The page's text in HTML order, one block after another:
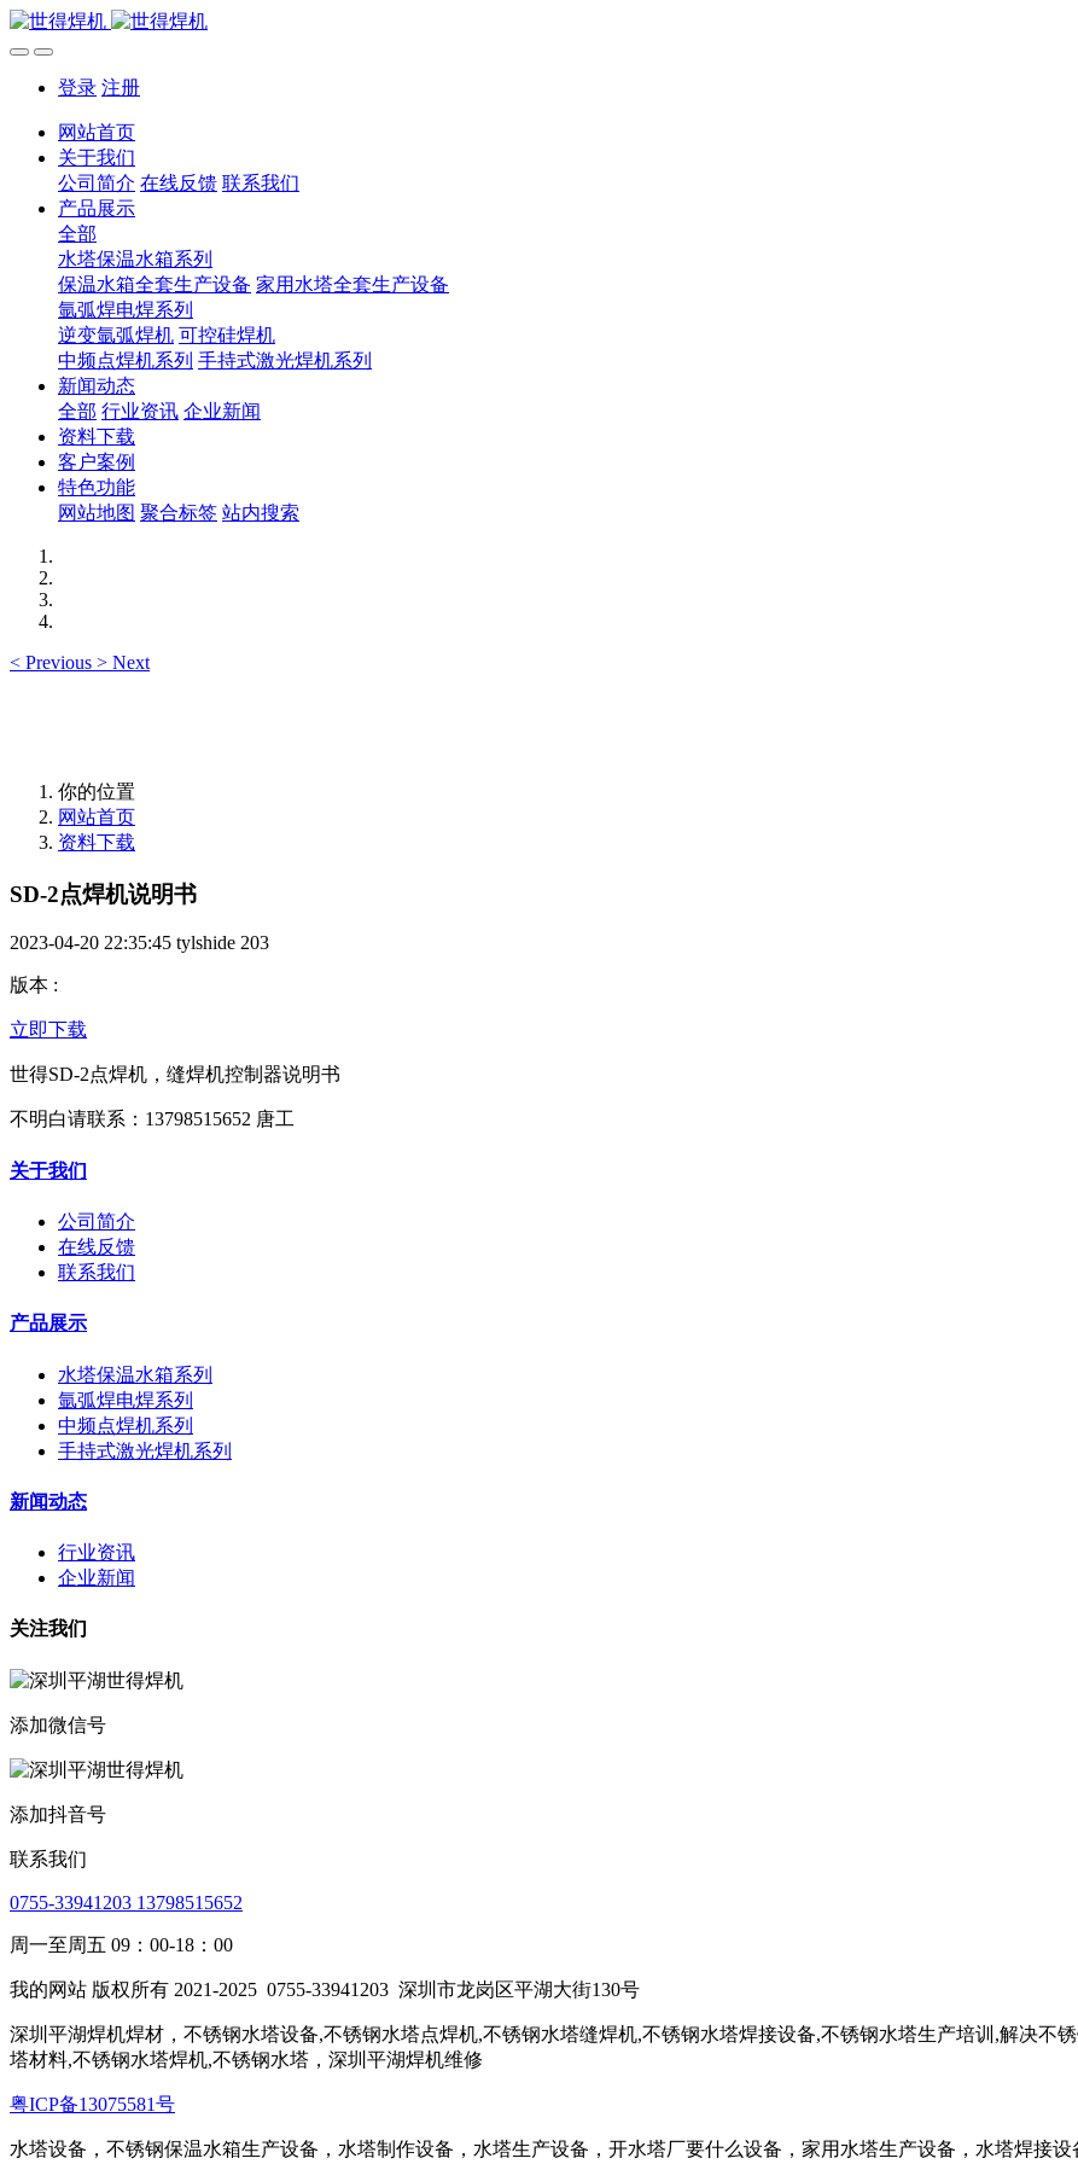
登录 注册
网站首页
关于我们
公司简介 在线反馈 联系我们
产品展示
全部
水塔保温水箱系列
保温水箱全套生产设备 家用水塔全套生产设备
氩弧焊电焊系列
逆变氩弧焊机 可控硅焊机
中频点焊机系列 手持式激光焊机系列
新闻动态
全部 行业资讯 企业新闻
资料下载
客户案例
特色功能
网站地图 聚合标签 站内搜索
< Previous > Next
你的位置
网站首页
资料下载
SD-2点焊机说明书
2023-04-20 22:35:45 tylshide 203
版本 :
立即下载
世得SD-2点焊机，缝焊机控制器说明书
不明白请联系：13798515652 唐工
关于我们
公司简介
在线反馈
联系我们
产品展示
水塔保温水箱系列
氩弧焊电焊系列
中频点焊机系列
手持式激光焊机系列
新闻动态
行业资讯
企业新闻
关注我们
添加微信号
添加抖音号
联系我们
0755-33941203 13798515652
周一至周五 09：00-18：00
我的网站 版权所有 2021-2025 0755-33941203 深圳市龙岗区平湖大街130号
深圳平湖焊机焊材，不锈钢水塔设备,不锈钢水塔点焊机,不锈钢水塔缝焊机,不锈钢水塔焊接设备,不锈钢水塔生产培训,解决不
塔材料,不锈钢水塔焊机,不锈钢水塔，深圳平湖焊机维修
粤ICP备13075581号
水塔设备，不锈钢保温水箱生产设备，水塔制作设备，水塔生产设备，开水塔厂要什么设备，家用水塔生产设备，水塔焊接设